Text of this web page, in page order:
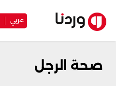
عربي
صحة الرجل